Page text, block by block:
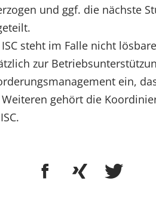
und ggf. die nächste
ISC steht im Falle nicht
zur
ein,
Weiteren gehört die